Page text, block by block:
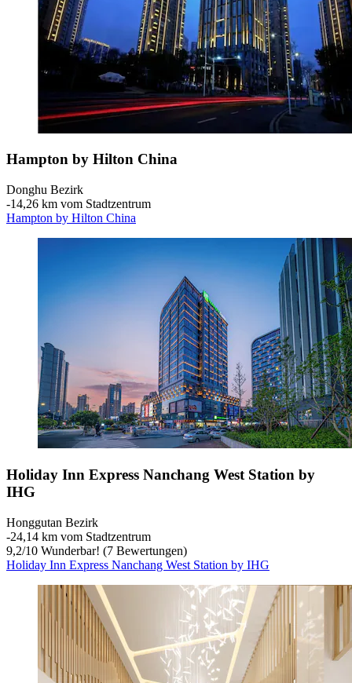
Hampton by Hilton China
Donghu Bezirk
‐14,26 km vom Stadtzentrum
Hampton by Hilton China
Holiday Inn Express Nanchang West Station by
IHG
Honggutan Bezirk
‐24,14 km vom Stadtzentrum
9,2/10 Wunderbar! (7 Bewertungen)
Holiday Inn Express Nanchang West Station by IHG